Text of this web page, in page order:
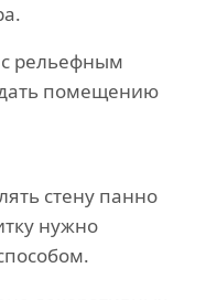
рельефным
помещению
стену панно
нужно